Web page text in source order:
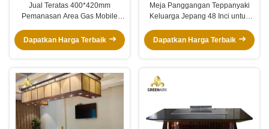
Jual Teratas 400*420mm
Pemanasan Area Gas Mobile
Dapatkan Harga Terbaik
Meja Panggangan Teppanyaki
Keluarga Jepang 48 Inci untuk
Dapatkan Harga Terbaik